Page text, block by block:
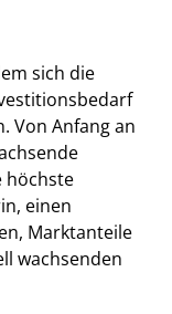
sich die
Von Anfang an
höchste
einen
Marktanteile
wachsenden